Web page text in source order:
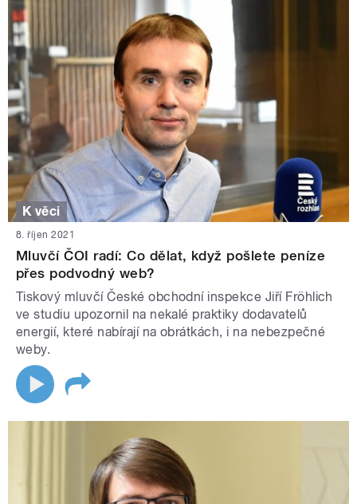
K věci
8. říjen 2021
Mluvčí ČOI radí: Co dělat, když pošlete peníze
přes podvodný web?
Tiskový mluvčí České obchodní inspekce Jiří Fröhlich
ve studiu upozornil na nekalé praktiky dodavatelů
energií, které nabírají na obrátkách, i na nebezpečné
weby.